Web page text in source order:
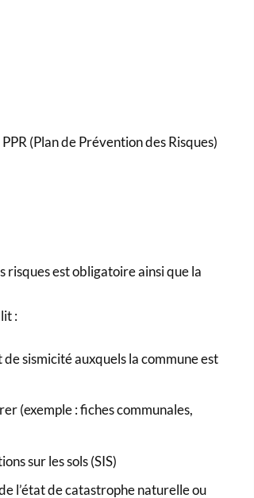
(Plan de Prévention des Risques)
risques est obligatoire ainsi que la
:
sismicité auxquels la commune est
(exemple : fiches communales,
sur les sols (SIS)
l’état de catastrophe naturelle ou